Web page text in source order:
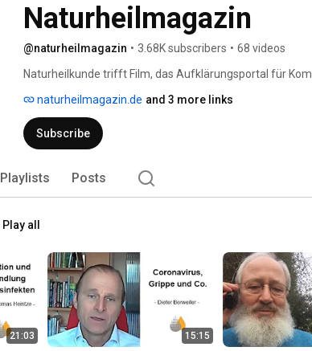
Naturheilmagazin
@naturheilmagazin • 3.68K subscribers • 68 videos
Naturheilkunde trifft Film, das Aufklärungsportal für
Informationen zur Naturheilmedizin bieten: in Text, Bild
naturheilmagazin.de and 3 more links
Subscribe
Playlists Posts
Play all
21:03 15:15